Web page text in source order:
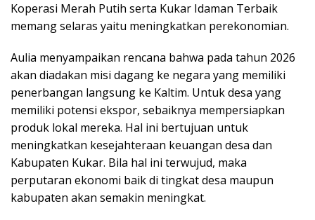
Koperasi Merah Putih serta Kukar Idaman Terbaik
memang selaras yaitu meningkatkan perekonomian.
Aulia menyampaikan rencana bahwa pada tahun 2026
akan diadakan misi dagang ke negara yang memiliki
penerbangan langsung ke Kaltim. Untuk desa yang
memiliki potensi ekspor, sebaiknya mempersiapkan
produk lokal mereka. Hal ini bertujuan untuk
meningkatkan kesejahteraan keuangan desa dan
Kabupaten Kukar. Bila hal ini terwujud, maka
perputaran ekonomi baik di tingkat desa maupun
kabupaten akan semakin meningkat.